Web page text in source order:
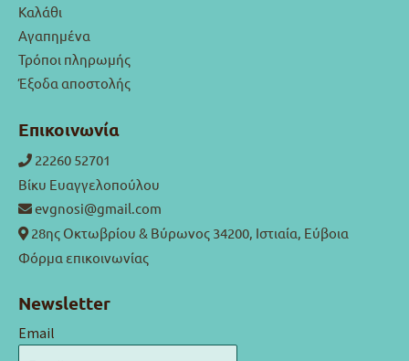
Καλάθι
Αγαπημένα
Τρόποι πληρωμής
Έξοδα αποστολής
Επικοινωνία
22260 52701
Βίκυ Ευαγγελοπούλου
evgnosi@gmail.com
28ης Οκτωβρίου & Βύρωνος 34200, Ιστιαία, Εύβοια
Φόρμα επικοινωνίας
Newsletter
Email